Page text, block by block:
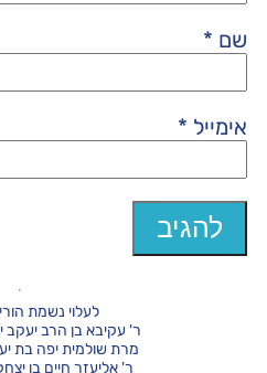
שם *
אימייל *
לעלוי נשמת
ר' עקיבא בן הרב יעקב
מרת שולמית יפה בת
ר' אליעזר חיים בן